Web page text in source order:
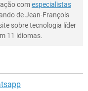
comespecialistas
de Jean-François
sobre tecnologia líder
11 idiomas.